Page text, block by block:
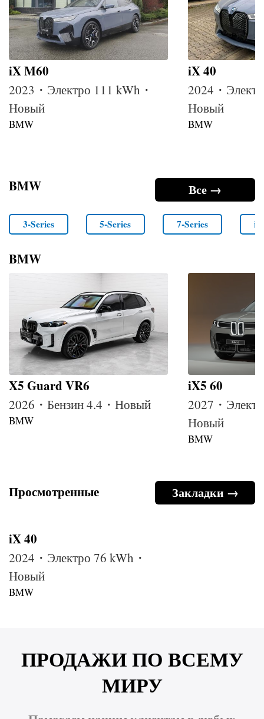
iX M60
2023・Электро 111 kWh・
Новый
BMW
iX 40
2024・
Новый
BMW
Все →
BMW
3-Series 5-Series 7-Series i4
BMW
X5 Guard VR6
2026・Бензин 4.4・Новый
BMW
iX5 60
2027・
Новый
BMW
Закладки →
Просмотренные
iX 40
2024・Электро 76 kWh・
Новый
BMW
ПРОДАЖИ ПО ВСЕМУ
МИРУ